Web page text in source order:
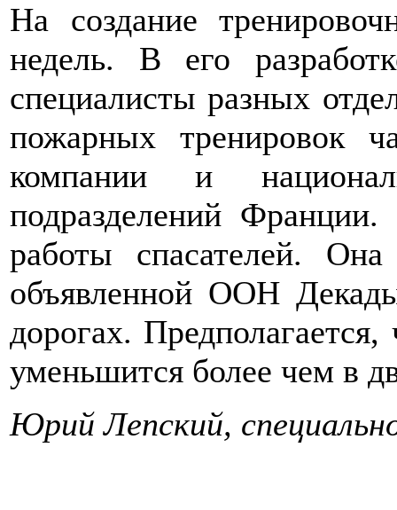
На создание
недель. В его
специалисты разных
пожарных тренировок
компании и
подразделений
работы спасателей.
объявленной ООН
дорогах.
уменьшится более чем в
Юрий Лепский,